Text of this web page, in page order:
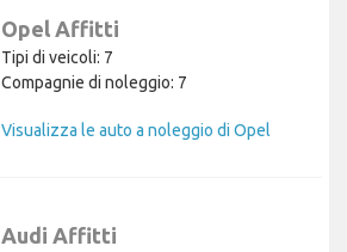
Opel Affitti
Tipi di veicoli: 7
Compagnie di noleggio: 7
Visualizza le auto a noleggio di Opel
Audi Affitti